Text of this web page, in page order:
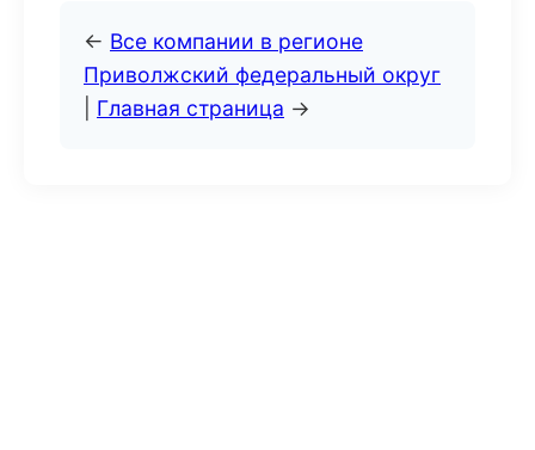
← Все компании в регионе
Приволжский федеральный округ
Главная страница →